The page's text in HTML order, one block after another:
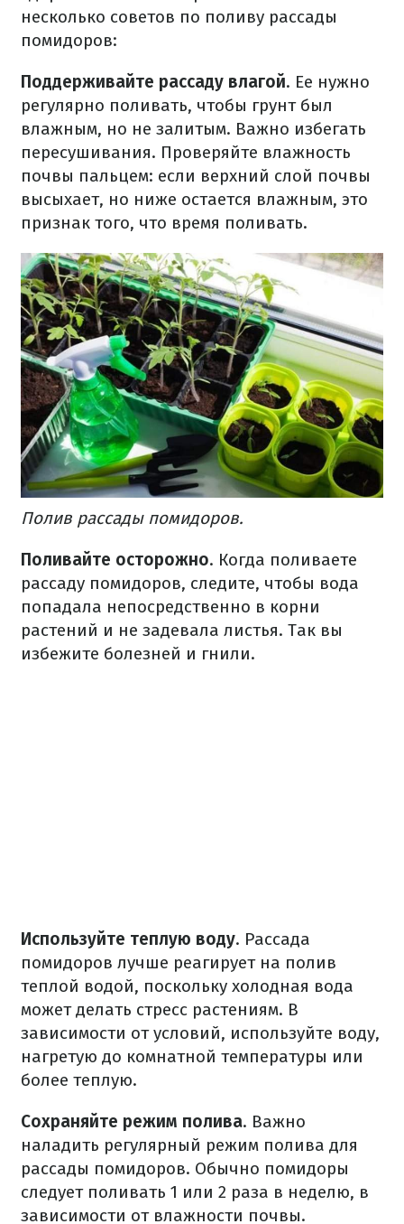
несколько советов по поливу рассады
помидоров:
Поддерживайте рассаду влагой. Ее нужно
регулярно поливать, чтобы грунт был
влажным, но не залитым. Важно избегать
пересушивания. Проверяйте влажность
почвы пальцем: если верхний слой почвы
высыхает, но ниже остается влажным, это
признак того, что время поливать.
Полив рассады помидоров.
Поливайте осторожно. Когда поливаете
рассаду помидоров, следите, чтобы вода
попадала непосредственно в корни
растений и не задевала листья. Так вы
избежите болезней и гнили.
Используйте теплую воду. Рассада
помидоров лучше реагирует на полив
теплой водой, поскольку холодная вода
может делать стресс растениям. В
зависимости от условий, используйте воду,
нагретую до комнатной температуры или
более теплую.
Сохраняйте режим полива. Важно
наладить регулярный режим полива для
рассады помидоров. Обычно помидоры
следует поливать 1 или 2 раза в неделю, в
зависимости от влажности почвы.